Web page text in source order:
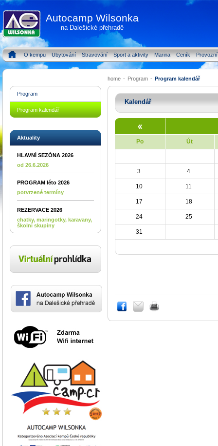
Autocamp Wilsonka
na Dalešické přehradě
O kempu Ubytování Stravování Sport a aktivity Marina Ceník
home - Program - Program kalendář
Kalendář
Po Út
3 4
10 11
17 18
24 25
31
Program
Program kalendář
Aktuality
HLAVNÍ SEZÓNA 2026
od 26.6.2026
PROGRAM léto 2026
potvrzené termíny
REZERVACE 2026
chatky, maringotky, karavany,
školní skupiny